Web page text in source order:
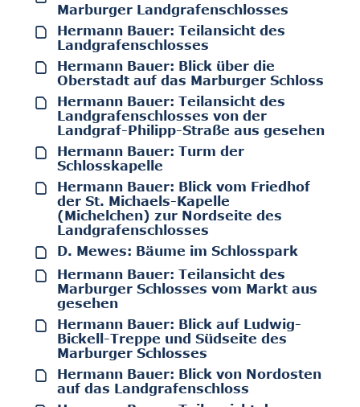
Marburger Landgrafenschlosses
Hermann Bauer: Teilansicht des
Landgrafenschlosses
Hermann Bauer: Blick über die
Oberstadt auf das Marburger Schloss
Hermann Bauer: Teilansicht des
Landgrafenschlosses von der
Landgraf-Philipp-Straße aus gesehen
Hermann Bauer: Turm der
Schlosskapelle
Hermann Bauer: Blick vom Friedhof
der St. Michaels-Kapelle
(Michelchen) zur Nordseite des
Landgrafenschlosses
D. Mewes: Bäume im Schlosspark
Hermann Bauer: Teilansicht des
Marburger Schlosses vom Markt aus
gesehen
Hermann Bauer: Blick auf Ludwig-
Bickell-Treppe und Südseite des
Marburger Schlosses
Hermann Bauer: Blick von Nordosten
auf das Landgrafenschloss